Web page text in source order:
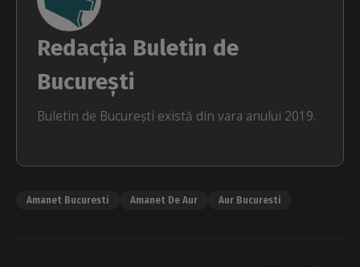
Redacția Buletin de
București
Buletin de București există din vara anului 2019.
Amanet Bucuresti Amanet De Aur Aur Bucuresti